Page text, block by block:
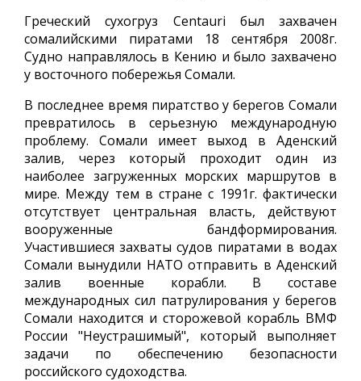
Греческий сухогруз Centauri был захвачен
сомалийскими пиратами 18 сентября 2008г.
Судно направлялось в Кению и было захвачено
у восточного побережья Сомали.
В последнее время пиратство у берегов Сомали
превратилось в серьезную международную
проблему. Сомали имеет выход в Аденский
залив, через который проходит один из
наиболее загруженных морских маршрутов в
мире. Между тем в стране с 1991г. фактически
отсутствует центральная власть, действуют
вооруженные бандформирования.
Участившиеся захваты судов пиратами в водах
Сомали вынудили НАТО отправить в Аденский
залив военные корабли. В составе
международных сил патрулирования у берегов
Сомали находится и сторожевой корабль ВМФ
России "Неустрашимый", который выполняет
задачи по обеспечению безопасности
российского судоходства.